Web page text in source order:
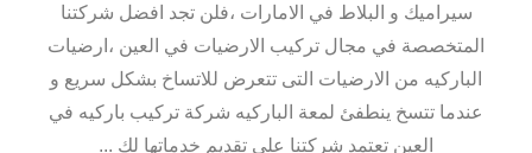
سيراميك و البلاط في الامارات ،فلن تجد افضل شركتنا
المتخصصة في مجال تركيب الارضيات في العين ،ارضيات
الباركيه من الارضيات التى تتعرض للاتساخ بشكل سريع و
عندما تتسخ ينطفئ لمعة الباركيه شركة تركيب باركيه في
العين تعتمد شركتنا على تقديم خدماتها لك ...